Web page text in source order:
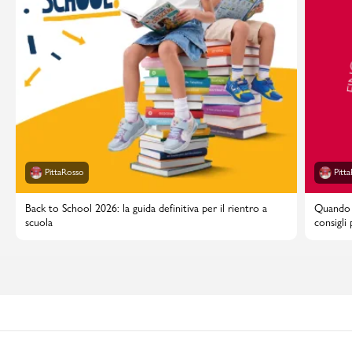
PittaRosso
Back to School 2026: la guida definitiva per il rientro a
scuola
consigli